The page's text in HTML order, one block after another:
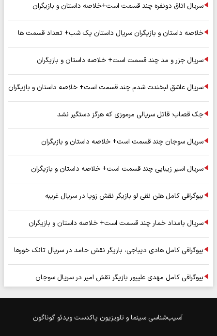
سریال اتاق دونفره چند قسمت است+خلاصه داستان و بازیگران
خلاصه داستان و بازیگران سریال داستان یک شب+ تعداد قسمت ها
سریال جزر و مد چند قسمت است+ خلاصه داستان و بازیگران
سریال عاشق لبخندت شدم چند قسمت است+ خلاصه داستان و بازیگران
جک قصاب؛ قاتل سریالی مرموزی که هرگز دستگیر نشد
سریال سوجان چند قسمت است+ خلاصه داستان و بازیگران
سریال اسیر زیبایی چند قسمت است+ خلاصه داستان و بازیگران
بیوگرافی کامل هلن نقی لو بازیگر نقش زویا در سریال غریبه
سریال بامداد خمار چند قسمت است+ خلاصه داستان و بازیگران
بیوگرافی کامل هادی دیباجی، بازیگر نقش حامد در سریال تانک خورها
بیوگرافی کامل مهدی علیپور بازیگر نقش امیر در سریال سوجان
آسیب‌شناسی سینما و تلویزیون پاکدست ویدئو گوناگون